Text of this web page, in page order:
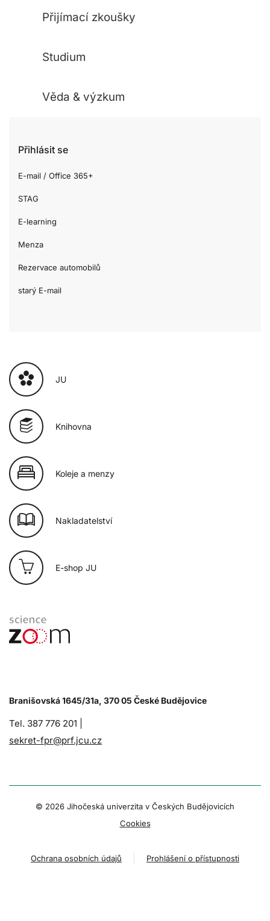
Přijímací zkoušky
Studium
Věda & výzkum
Přihlásit se
E-mail / Office 365+
STAG
E-learning
Menza
Rezervace automobilů
starý E-mail
JU
Knihovna
Koleje a menzy
Nakladatelství
E-shop JU
Branišovská 1645/31a, 370 05 České Budějovice
Tel. 387 776 201 |
sekret-fpr@prf.jcu.cz
© 2026 Jihočeská univerzita v Českých Budějovicích
Cookies
Ochrana osobních údajů Prohlášení o přístupnosti